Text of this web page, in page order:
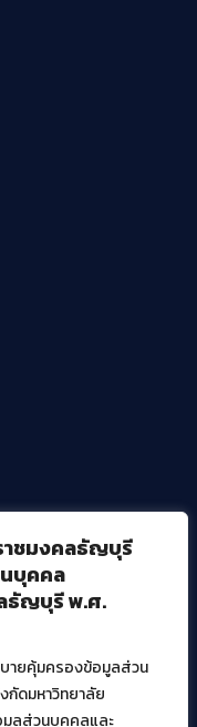
าชมงคลธัญบุรี
บุคคล
ธัญบุรี พ.ศ.
บายคุ้มครองข้อมูลส่วน
กัดมหาวิทยาลัย
มูลส่วนบุคคลและ
อก